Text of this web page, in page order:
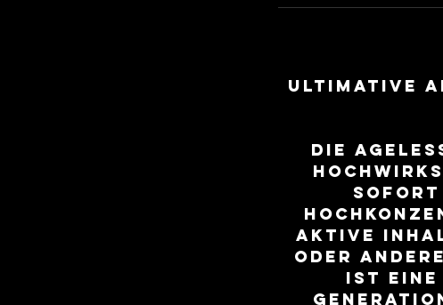
ULTIMATIVE
Die
sofort
aktive
oder
ist eine